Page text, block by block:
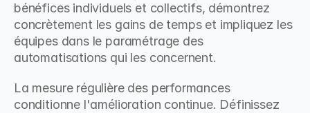
bénéfices individuels et collectifs, démontrez
concrètement les gains de temps et impliquez les
équipes dans le paramétrage des
automatisations qui les concernent.
La mesure régulière des performances
conditionne l'amélioration continue. Définissez